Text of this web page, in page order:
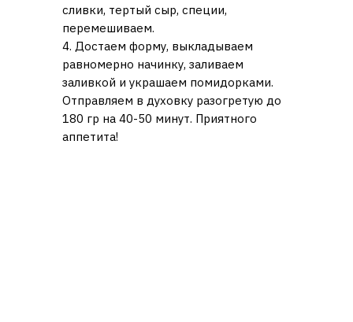
сливки, тертый сыр, специи,
перемешиваем.
4. Достаем форму, выкладываем
равномерно начинку, заливаем
заливкой и украшаем помидорками.
Отправляем в духовку разогретую до
180 гр на 40-50 минут. Приятного
аппетита!